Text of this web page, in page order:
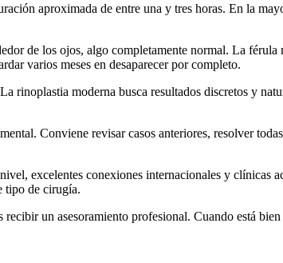
aproximada de entre una y tres horas. En la
de los ojos, algo completamente normal. La
varios meses en desaparecer por completo.
rinoplastia moderna busca resultados discretos y
Conviene revisar casos anteriores, resolver
excelentes conexiones internacionales y clínicas
tipo de cirugía.
un asesoramiento profesional. Cuando está